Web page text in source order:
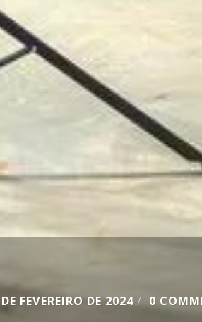
FEVEREIRO DE 2024 / 0